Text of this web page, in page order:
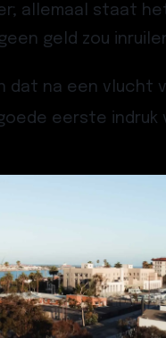
staat
geld zou
na een vlucht
eerste indruk